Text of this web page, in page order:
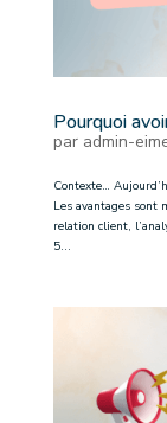
Pourquoi
par admin-
Contexte…
Les avantages
relation client,
5...